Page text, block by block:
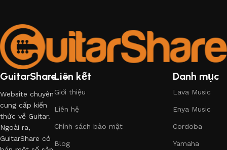
GuitarShare
Website chuyên
cung cấp kiến
thức về Guitar.
Ngoài ra,
GuitarShare có
Liên kết
Giới thiệu
Liên hệ
Chính sách bảo mật
Blog
Danh mục
Lava Music
Enya Music
Cordoba
Yamaha